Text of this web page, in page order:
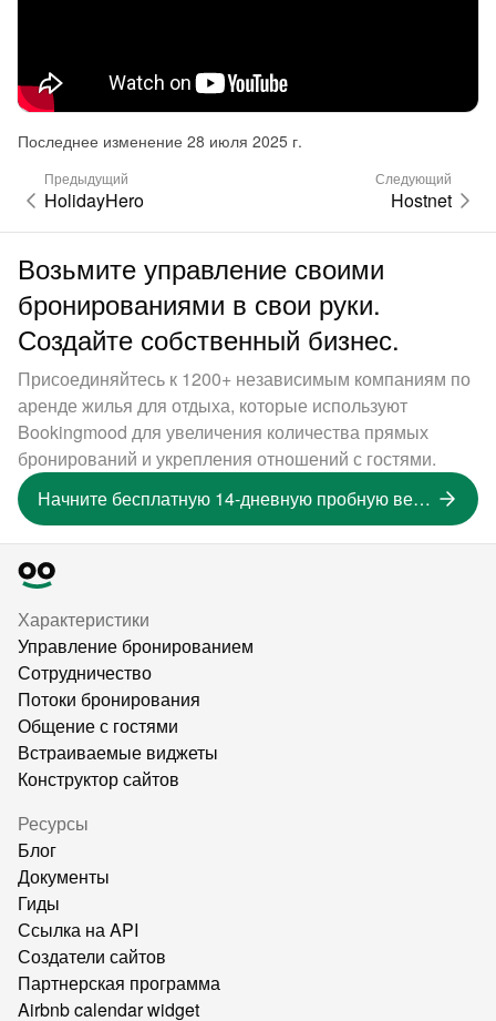
Последнее изменение 28 июля 2025 г.
Предыдущий
HolidayHero
Следующий
Hostnet
Возьмите управление своими
бронированиями в свои руки.
Создайте собственный бизнес.
Присоединяйтесь к 1200+ независимым компаниям по
аренде жилья для отдыха, которые используют
Bookingmood для увеличения количества прямых
бронирований и укрепления отношений с гостями.
Начните бесплатную 14-дневную пробную версию
Характеристики
Управление бронированием
Сотрудничество
Потоки бронирования
Общение с гостями
Встраиваемые виджеты
Конструктор сайтов
Ресурсы
Блог
Документы
Гиды
Ссылка на API
Создатели сайтов
Партнерская программа
Airbnb calendar widget